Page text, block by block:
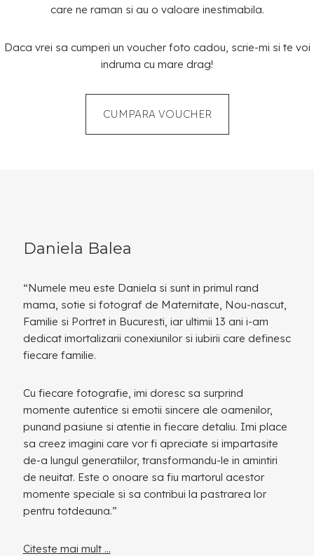
care ne raman si au o valoare inestimabila.
Daca vrei sa cumperi un voucher foto cadou, scrie-mi si te voi
indruma cu mare drag!
CUMPARA VOUCHER
Daniela Balea
“Numele meu este Daniela si sunt in primul rand
mama, sotie si fotograf de Maternitate, Nou-nascut,
Familie si Portret in Bucuresti, iar ultimii 13 ani i-am
dedicat imortalizarii conexiunilor si iubirii care definesc
fiecare familie.
Cu fiecare fotografie, imi doresc sa surprind
momente autentice si emotii sincere ale oamenilor,
punand pasiune si atentie in fiecare detaliu. Imi place
sa creez imagini care vor fi apreciate si impartasite
de-a lungul generatiilor, transformandu-le in amintiri
de neuitat. Este o onoare sa fiu martorul acestor
momente speciale si sa contribui la pastrarea lor
pentru totdeauna.”
Citeste mai mult …